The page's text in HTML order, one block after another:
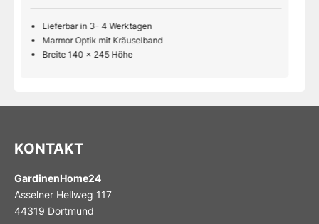
Lieferbar in 3- 4 Werktagen
Marmor Optik mit Kräuselband
Breite 140 x 245 Höhe
KONTAKT
GardinenHome24
Asselner Hellweg 117
44319 Dortmund